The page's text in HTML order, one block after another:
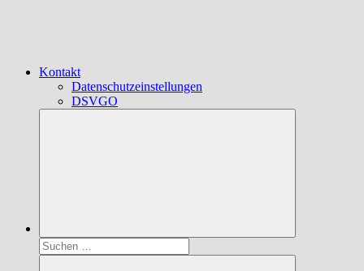
Kontakt
Datenschutzeinstellungen
DSVGO
Suchen
nach: